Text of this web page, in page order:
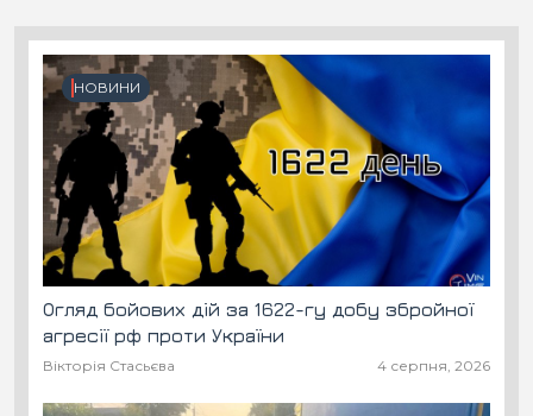
НОВИНИ
Огляд бойових дій за 1622-гу добу збройної
агресії рф проти України
Вікторія Стасьєва 4 серпня, 2026